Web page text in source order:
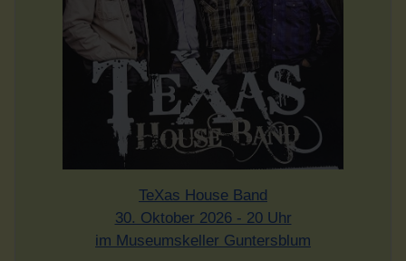
TeXas House Band
30. Oktober 2026 - 20 Uhr
im Museumskeller Guntersblum